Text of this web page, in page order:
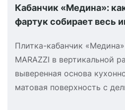
Кабанчик «Медина»:
фартук собирает весь
Плитка-кабанчик «Медина»
MARAZZI в вертикальной
выверенная основа
матовая поверхность с